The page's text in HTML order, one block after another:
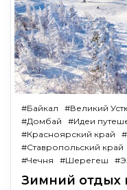
#Байкал #Великий
#Домбай
#Идеи
#Красноярский край
#Ставропольский край
#Чечня
#Шерегеш
Зимний отдых